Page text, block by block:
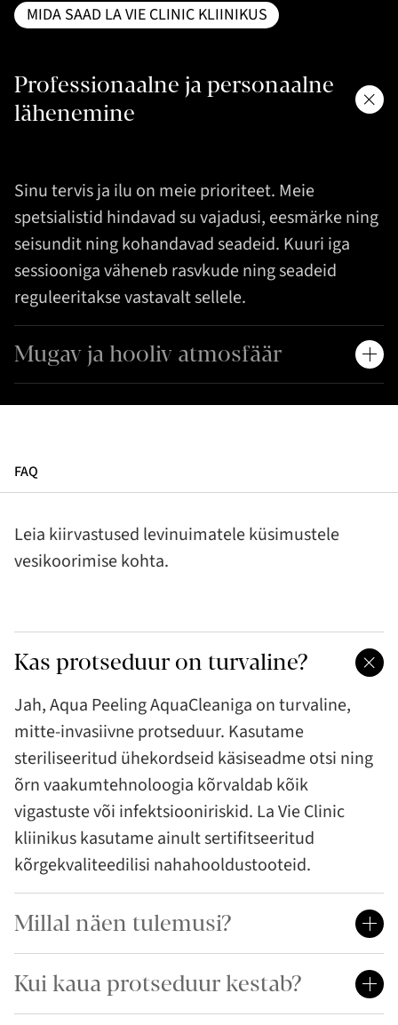
MIDA SAAD LA VIE CLINIC KLIINIKUS
Professionaalne ja personaalne
lähenemine
Sinu tervis ja ilu on meie prioriteet. Meie
spetsialistid hindavad su vajadusi, eesmärke ning
seisundit ning kohandavad seadeid. Kuuri iga
sessiooniga väheneb rasvkude ning seadeid
reguleeritakse vastavalt sellele.
Mugav ja hooliv atmosfäär
FAQ
Leia kiirvastused levinuimatele küsimustele
vesikoorimise kohta.
Kas protseduur on turvaline?
Jah, Aqua Peeling AquaCleaniga on turvaline,
mitte-invasiivne protseduur. Kasutame
steriliseeritud ühekordseid käsiseadme otsi ning
õrn vaakumtehnoloogia kõrvaldab kõik
vigastuste või infektsiooniriskid. La Vie Clinic
kliinikus kasutame ainult sertifitseeritud
kõrgekvaliteedilisi nahahooldustooteid.
Millal näen tulemusi?
Kui kaua protseduur kestab?